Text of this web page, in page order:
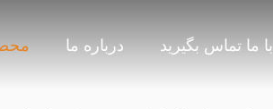
درباره ما با ما تماس بگیرید